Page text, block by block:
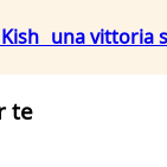
una vittoria
te